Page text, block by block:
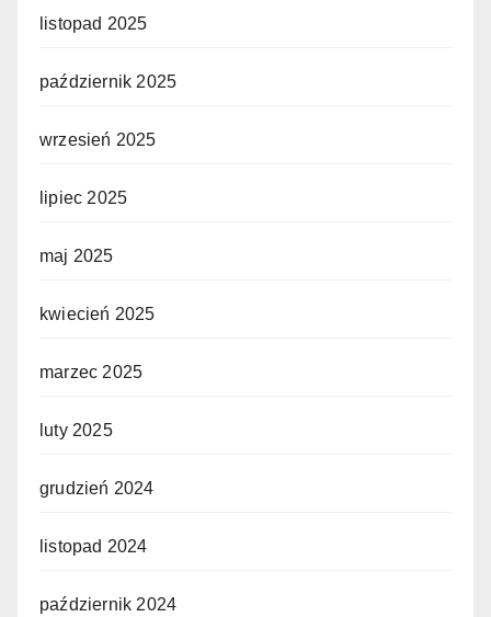
listopad 2025
październik 2025
wrzesień 2025
lipiec 2025
maj 2025
kwiecień 2025
marzec 2025
luty 2025
grudzień 2024
listopad 2024
październik 2024